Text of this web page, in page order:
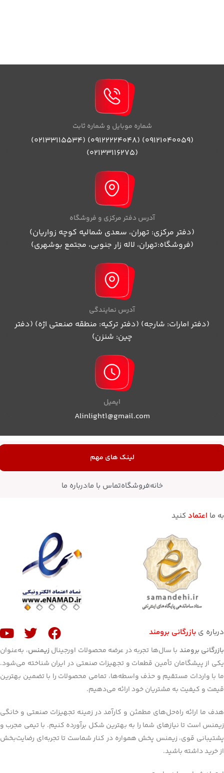
شماره موبایل و شماره ثابت
(09121040059) (09122224048) (02133115534)
(02133116275)
آدرس دفتر مرکزی و فروشگاه
(دفتر مرکزی: تهران، سعدی شمالیه کوچه زواریان)
(فروشگاه:تهران، لاله زار جنوبی، مجتمع بوشهری)
آدرس نمایندگی
(دفتر امارات: شارجه) (دفتر ترکیه: منطقه صنعتی اژه) (دفتر
چین: شنزن)
ایمیل
Alinlight1@gmail.com
لینک های مهم
خانهفروشگاهتماس با مادرباره ما
درباره ی بازرگانی برومند
بازرگانی برومند با سال‌ها تجربه در عرضه محصولات اورجینال زیمنس، به‌عنوان
یکی از پیشگامان تأمین قطعات و تجهیزات صنعتی در ایران شناخته می‌شود.
ما با واردات مستقیم و حذف واسطه‌ها، تمامی محصولات را با تضمین بهترین
قیمت و کیفیت به مشتریان خود ارائه می‌دهیم.
هدف ما ارائه راه‌حل‌های مطمئن و کارآمد در زمینه تجهیزات صنعتی و خانگی
زیمنس است تا نیازهای شما را به بهترین شکل برآورده کنیم. با تیمی مجرب و
پشتیبانی قوی، زیمنس پخش همواره در کنار شماست تا تجربه‌ای رضایت‌بخش
از خرید داشته باشید.
به ما اعتماد کنید